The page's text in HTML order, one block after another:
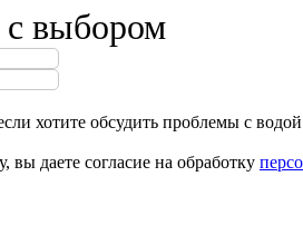
выбором
хотите обсудить проблемы с
даете согласие на обработку